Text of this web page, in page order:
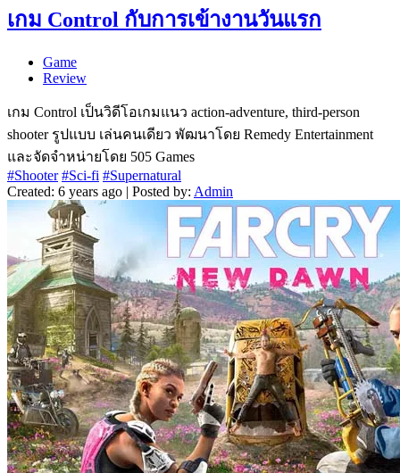
เกม Control กับการเข้างานวันแรก
Game
Review
เกม Control เป็นวิดีโอเกมแนว action-adventure, third-person
shooter รูปแบบ เล่นคนเดียว พัฒนาโดย Remedy Entertainment
และจัดจำหน่ายโดย 505 Games
#Shooter #Sci-fi #Supernatural
Created: 6 years ago | Posted by: Admin